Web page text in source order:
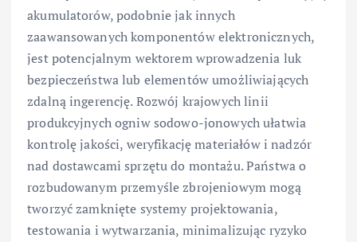
akumulatorów, podobnie jak innych
zaawansowanych komponentów elektronicznych,
jest potencjalnym wektorem wprowadzenia luk
bezpieczeństwa lub elementów umożliwiających
zdalną ingerencję. Rozwój krajowych linii
produkcyjnych ogniw sodowo-jonowych ułatwia
kontrolę jakości, weryfikację materiałów i nadzór
nad dostawcami sprzętu do montażu. Państwa o
rozbudowanym przemyśle zbrojeniowym mogą
tworzyć zamknięte systemy projektowania,
testowania i wytwarzania, minimalizując ryzyko